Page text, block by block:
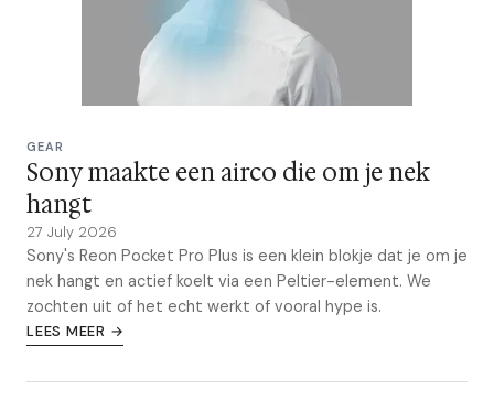
GEAR
Sony maakte een airco die om je nek
hangt
27 July 2026
Sony's Reon Pocket Pro Plus is een klein blokje dat je om je
nek hangt en actief koelt via een Peltier-element. We
zochten uit of het echt werkt of vooral hype is.
LEES MEER →